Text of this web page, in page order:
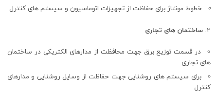
خطوط مونتاژ برای حفاظت از تجهیزات اتوماسیون و سیستم های کنترل
ساختمان های تجاری
در قسمت توزیع برق جهت محافظت از مدارهای الکتریکی در ساختمان
های تجاری
برای سیستم های روشنایی جهت حفاظت از وسایل روشنایی و مدارهای
کنترل